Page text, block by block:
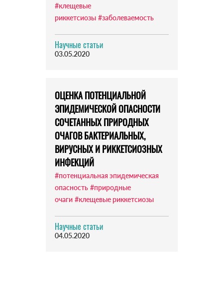
#клещевые
риккетсиозы #заболеваемость
Научные статьи
03.05.2020
ОЦЕНКА ПОТЕНЦИАЛЬНОЙ
ЭПИДЕМИЧЕСКОЙ ОПАСНОСТИ
СОЧЕТАННЫХ ПРИРОДНЫХ
ОЧАГОВ БАКТЕРИАЛЬНЫХ,
ВИРУСНЫХ И РИККЕТСИОЗНЫХ
ИНФЕКЦИЙ
#потенциальная эпидемическая
опасность #природные
очаги #клещевые риккетсиозы
Научные статьи
04.05.2020